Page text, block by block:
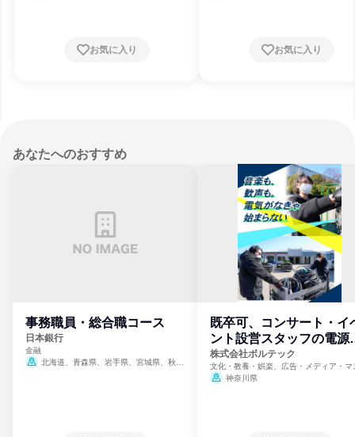
お気に入り お気に入り
あなたへのおすすめ
事務職員・総合職コース
日本銀行
金融
北海道、青森県、岩手県、宮城県、秋田
既卒可、コンサート・イ
ント設営スタッフの電源
門
株式会社ボルテック
文化・教養・娯楽、広告・メディア・マ
ミ、電力・ガス・水道・エネルギー
神奈川県